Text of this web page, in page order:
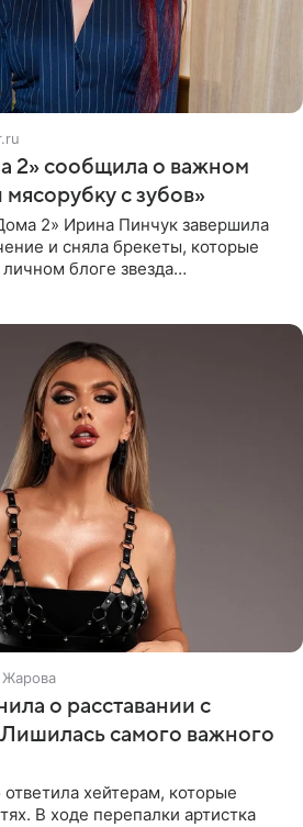
2» сообщила о важном
с зубов»
2» Ирина Пинчук завершила
и сняла брекеты, которые
блоге звезда
о расставании с
самого важного
хейтерам, которые
В ходе перепалки артистка